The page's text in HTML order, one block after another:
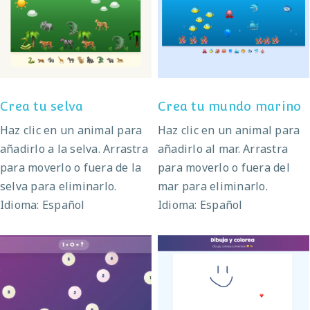
Crea tu selva
Crea tu selva
Haz clic en un animal para
añadirlo a la selva. Arrastra
para moverlo o fuera de la
selva para eliminarlo.
Idioma: Español
Crea tu mundo
marino
Crea tu mundo marino
Haz clic en un animal para
añadirlo al mar. Arrastra
para moverlo o fuera del
mar para eliminarlo.
Idioma: Español
Suma de burbujas
Dibuja, pinta y